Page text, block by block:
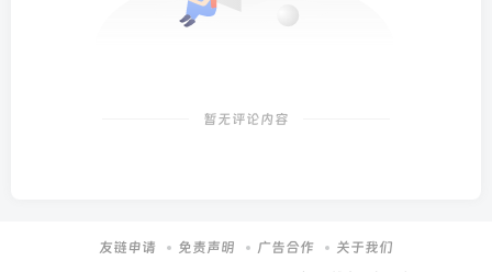
暂无评论内容
友链申请 免责声明 广告合作 关于我们